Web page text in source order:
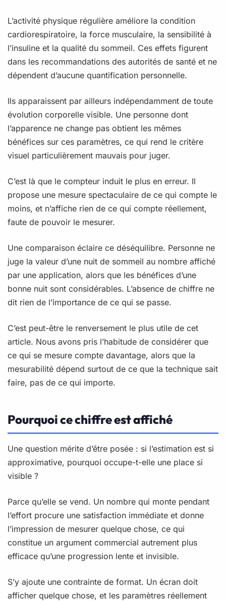
L’activité physique régulière améliore la condition
cardiorespiratoire, la force musculaire, la sensibilité à
l’insuline et la qualité du sommeil. Ces effets figurent
dans les recommandations des autorités de santé et ne
dépendent d’aucune quantification personnelle.
Ils apparaissent par ailleurs indépendamment de toute
évolution corporelle visible. Une personne dont
l’apparence ne change pas obtient les mêmes
bénéfices sur ces paramètres, ce qui rend le critère
visuel particulièrement mauvais pour juger.
C’est là que le compteur induit le plus en erreur. Il
propose une mesure spectaculaire de ce qui compte le
moins, et n’affiche rien de ce qui compte réellement,
faute de pouvoir le mesurer.
Une comparaison éclaire ce déséquilibre. Personne ne
juge la valeur d’une nuit de sommeil au nombre affiché
par une application, alors que les bénéfices d’une
bonne nuit sont considérables. L’absence de chiffre ne
dit rien de l’importance de ce qui se passe.
C’est peut-être le renversement le plus utile de cet
article. Nous avons pris l’habitude de considérer que
ce qui se mesure compte davantage, alors que la
mesurabilité dépend surtout de ce que la technique sait
faire, pas de ce qui importe.
Pourquoi ce chiffre est affiché
Une question mérite d’être posée : si l’estimation est si
approximative, pourquoi occupe-t-elle une place si
visible ?
Parce qu’elle se vend. Un nombre qui monte pendant
l’effort procure une satisfaction immédiate et donne
l’impression de mesurer quelque chose, ce qui
constitue un argument commercial autrement plus
efficace qu’une progression lente et invisible.
S’y ajoute une contrainte de format. Un écran doit
afficher quelque chose, et les paramètres réellement